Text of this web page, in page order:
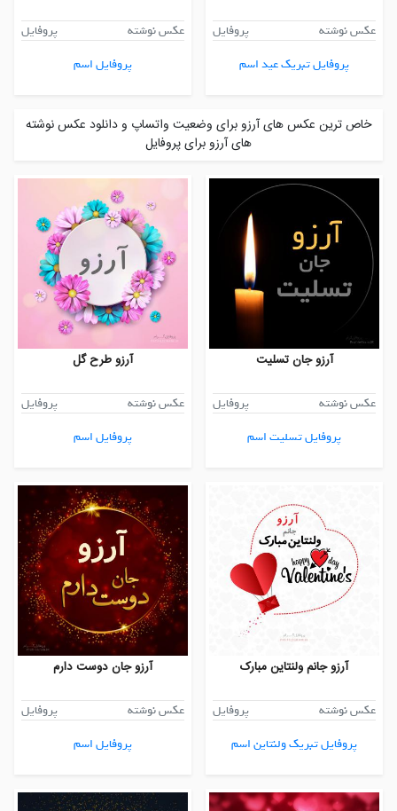
عکس نوشته
پروفایل
پروفایل تبریک عید اسم
عکس نوشته
پروفایل
پروفایل اسم
خاص ترین عکس های آرزو برای وضعیت واتساپ و دانلود عکس نوشته
های آرزو برای پروفایل
آرزو جان تسلیت
عکس نوشته
پروفایل
پروفایل تسلیت اسم
آرزو طرح گل
عکس نوشته
پروفایل
پروفایل اسم
آرزو جانم ولنتاین مبارک
عکس نوشته
پروفایل
پروفایل تبریک ولنتاین اسم
آرزو جان دوست دارم
عکس نوشته
پروفایل
پروفایل اسم